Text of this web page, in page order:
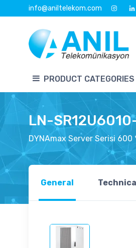
info@aniltelekom.com
PRODUCT CATEGORIES
LN-
DYNAmax Server Serisi 600
General